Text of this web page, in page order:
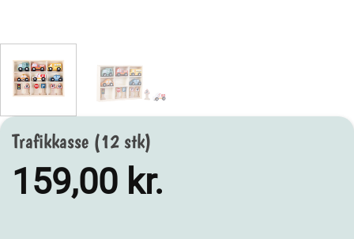
Trafikkasse (12 stk)
159,00 kr.